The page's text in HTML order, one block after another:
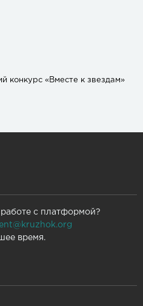
конкурс «Вместе к звездам»
с платформой?
время.